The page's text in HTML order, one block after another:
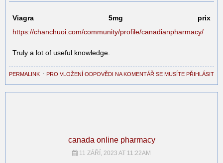
Viagra 5mg prix
https://chanchuoi.com/community/profile/canadianpharmacy/
Truly a lot of useful knowledge.
PERMALINK ⋅ PRO VLOŽENÍ ODPOVĚDI NA KOMENTÁŘ SE MUSÍTE PŘIHLÁSIT
canada online pharmacy
11 ZÁŘÍ, 2023 AT 11:22AM